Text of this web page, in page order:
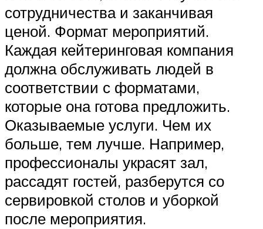
сотрудничества и заканчивая
ценой. Формат мероприятий.
Каждая кейтеринговая компания
должна обслуживать людей в
соответствии с форматами,
которые она готова предложить.
Оказываемые услуги. Чем их
больше, тем лучше. Например,
профессионалы украсят зал,
рассадят гостей, разберутся со
сервировкой столов и уборкой
после мероприятия.